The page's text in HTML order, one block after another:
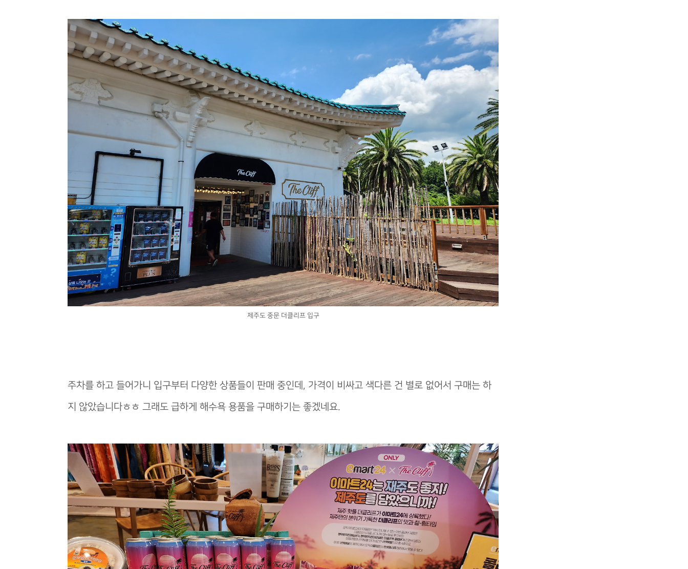
제주도 중문 더클리프 입구
주차를 하고 들어가니 입구부터 다양한 상품들이 판매 중인데, 가격이 비싸고 색다른 건 별로 없어서 구매는 하
지 않았습니다ㅎㅎ 그래도 급하게 해수욕 용품을 구매하기는 좋겠네요.